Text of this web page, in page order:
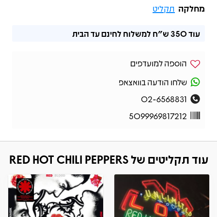
מחלקה תקליט
עוד350 ש"ח למשלוח לחינם עד הבית
הוספה למועדפים
שלחו הודעה בוואצאפ
02-6568831
5099969817212
עוד תקליטים של RED HOT CHILI PEPPERS